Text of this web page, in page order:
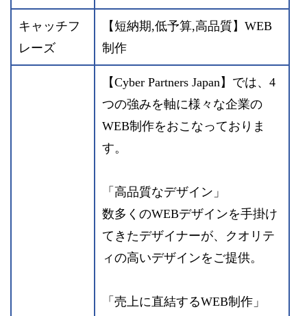
キャッチフ
レーズ
【短納期,低予算,高品質】WEB
制作
【Cyber Partners Japan】では、4
つの強みを軸に様々な企業の
WEB制作をおこなっておりま
す。
「高品質なデザイン」
数多くのWEBデザインを手掛け
てきたデザイナーが、クオリテ
ィの高いデザインをご提供。
「売上に直結するWEB制作」